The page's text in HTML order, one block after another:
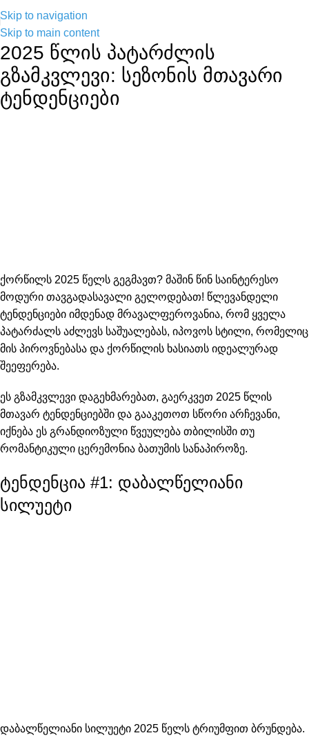
Skip to navigation
Skip to main content
2025 წლის პატარძლის
გზამკვლევი: სეზონის მთავარი
ტენდენციები
ქორწილს 2025 წელს გეგმავთ? მაშინ წინ საინტერესო
მოდური თავგადასავალი გელოდებათ! წლევანდელი
ტენდენციები იმდენად მრავალფეროვანია, რომ ყველა
პატარძალს აძლევს საშუალებას, იპოვოს სტილი, რომელიც
მის პიროვნებასა და ქორწილის ხასიათს იდეალურად
შეეფერება.
ეს გზამკვლევი დაგეხმარებათ, გაერკვეთ 2025 წლის
მთავარ ტენდენციებში და გააკეთოთ სწორი არჩევანი,
იქნება ეს გრანდიოზული წვეულება თბილისში თუ
რომანტიკული ცერემონია ბათუმის სანაპიროზე.
ტენდენცია #1: დაბალწელიანი
სილუეტი
დაბალწელიანი სილუეტი 2025 წელს ტრიუმფით ბრუნდება.